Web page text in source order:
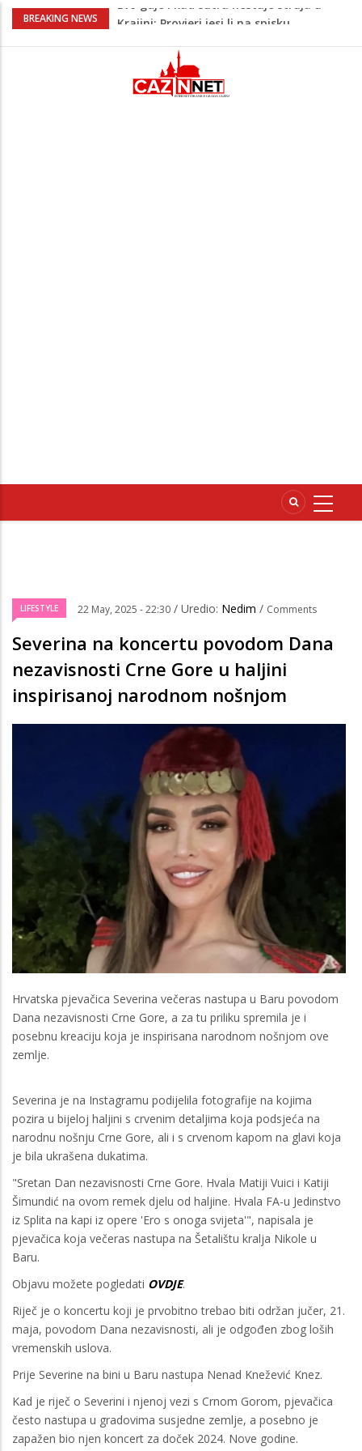
BREAKING NEWS
Ušao u dvorište i nasrnuo na 30-
zadržao do dolaska policije
Krajina: Teška saobraćajna nesreća,
vozilo završilo na krovu – policija i Hitna
LIFESTYLE 22 May, 2025 - 22:30 / Uredio: Nedim / Comments
Severina na koncertu povodom Dana
nezavisnosti Crne Gore u haljini
inspirisanoj narodnom nošnjom
Hrvatska pjevačica Severina večeras nastupa u Baru povodom
Dana nezavisnosti Crne Gore, a za tu priliku spremila je i
posebnu kreaciju koja je inspirisana narodnom nošnjom ove
zemlje.
Severina je na Instagramu podijelila fotografije na kojima
pozira u bijeloj haljini s crvenim detaljima koja podsjeća na
narodnu nošnju Crne Gore, ali i s crvenom kapom na glavi koja
je bila ukrašena dukatima.
"Sretan Dan nezavisnosti Crne Gore. Hvala Matiji Vuici i Katiji
Šimundić na ovom remek djelu od haljine. Hvala FA-u Jedinstvo
iz Splita na kapi iz opere 'Ero s onoga svijeta'", napisala je
pjevačica koja večeras nastupa na Šetalištu kralja Nikole u
Baru.
Objavu možete pogledati OVDJE.
Riječ je o koncertu koji je prvobitno trebao biti održan jučer, 21.
maja, povodom Dana nezavisnosti, ali je odgođen zbog loših
vremenskih uslova.
Prije Severine na bini u Baru nastupa Nenad Knežević Knez.
Kad je riječ o Severini i njenoj vezi s Crnom Gorom, pjevačica
često nastupa u gradovima susjedne zemlje, a posebno je
zapažen bio njen koncert za doček 2024. Nove godine.